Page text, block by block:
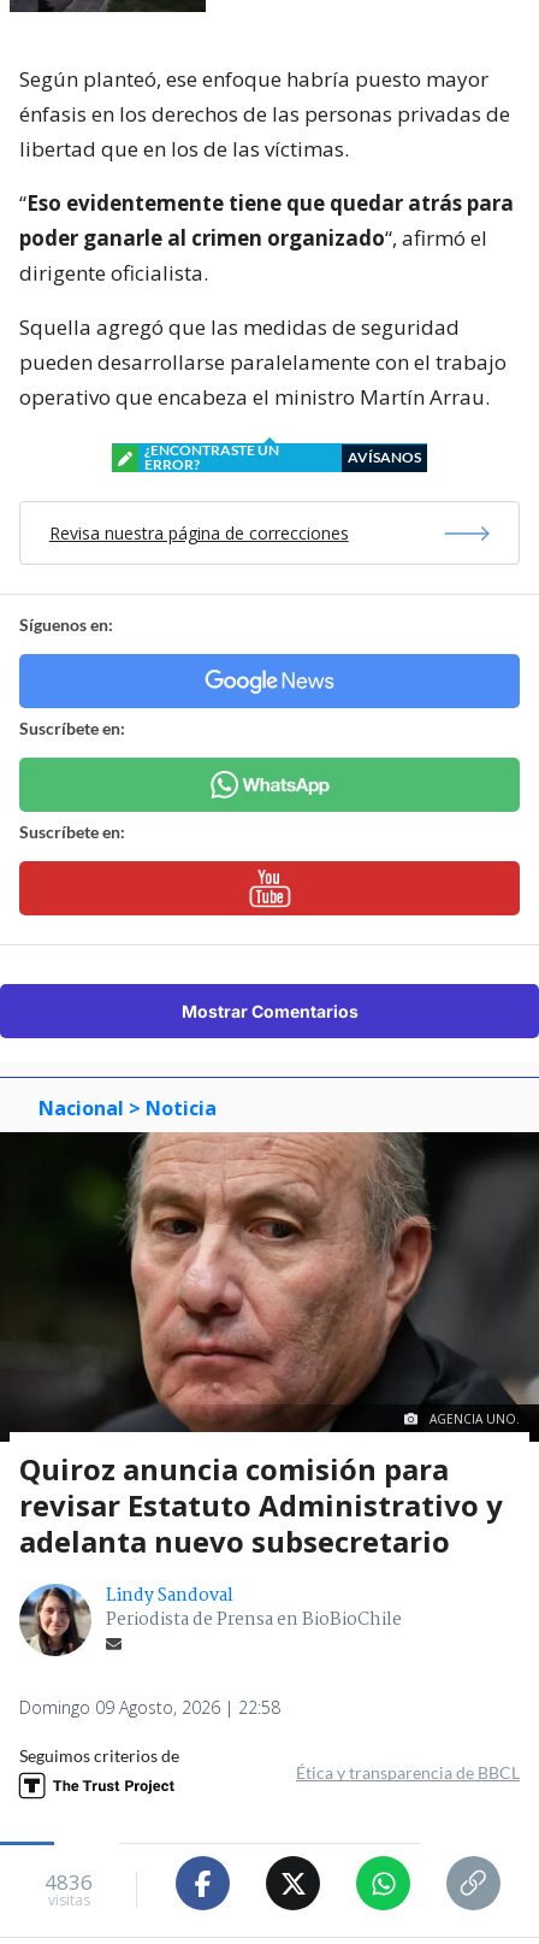
Según planteó, ese enfoque habría puesto mayor
énfasis en los derechos de las personas privadas de
libertad que en los de las víctimas.
“Eso evidentemente tiene que quedar atrás para
poder ganarle al crimen organizado“, afirmó el
dirigente oficialista.
Squella agregó que las medidas de seguridad
pueden desarrollarse paralelamente con el trabajo
operativo que encabeza el ministro Martín Arrau.
¿ENCONTRASTE UN
ERROR?
AVÍSANOS
Revisa nuestra página de correcciones
Síguenos en:
Suscríbete en:
Suscríbete en:
Mostrar Comentarios
Nacional > Noticia
AGENCIA UNO.
Quiroz anuncia comisión para
revisar Estatuto Administrativo y
adelanta nuevo subsecretario
Lindy Sandoval
Periodista de Prensa en BioBioChile
Domingo 09 Agosto, 2026 | 22:58
Seguimos criterios de
Ética y transparencia de BBCL
4836
visitas